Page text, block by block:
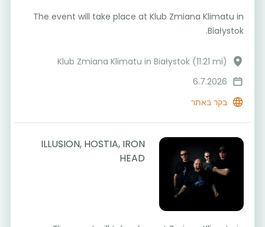
The event will take place at Klub Zmiana Klimatu in
Białystok.
Klub Zmiana Klimatu in Białystok (11.21 mi)
6.7.2026
בקר באתר
ILLUSION, HOSTIA, IRON
HEAD